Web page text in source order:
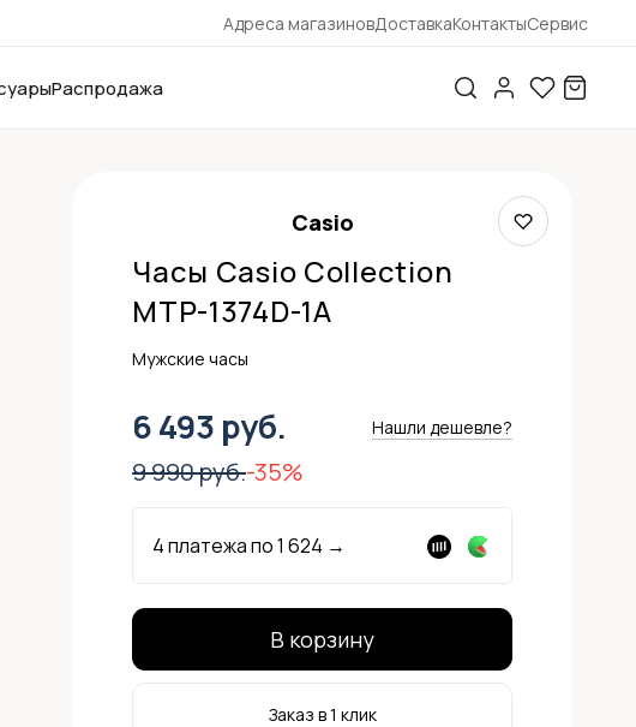
Адреса магазиновДоставкаКонтактыСервис
Распродажа
Casio
Часы Casio Collection
MTP-1374D-1A
Мужские часы
6 493 руб. Нашли дешевле?
9 990 руб.-35%
4 платежа по1 624 →
В корзину
Заказ в 1 клик